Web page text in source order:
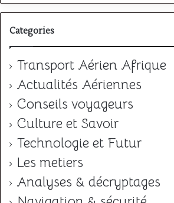
Categories
Transport Aérien Afrique
Actualités Aériennes
Conseils voyageurs
Culture et Savoir
Technologie et Futur
Les metiers
Analyses & décryptages